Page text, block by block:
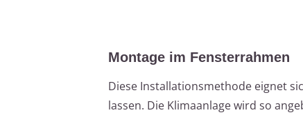
Montage im Fensterrahmen
Diese Installationsmethode eignet
lassen. Die Klimaanlage wird so